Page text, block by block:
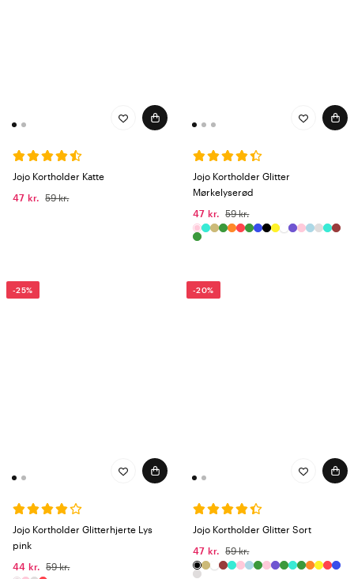
Jojo Kortholder Katte
47 kr.
59 kr.
Jojo Kortholder Glitter
Mørkelyserød
47 kr.
59 kr.
-25%
Jojo Kortholder Glitterhjerte Lys
pink
44 kr.
59 kr.
-20%
Jojo Kortholder Glitter Sort
47 kr.
59 kr.